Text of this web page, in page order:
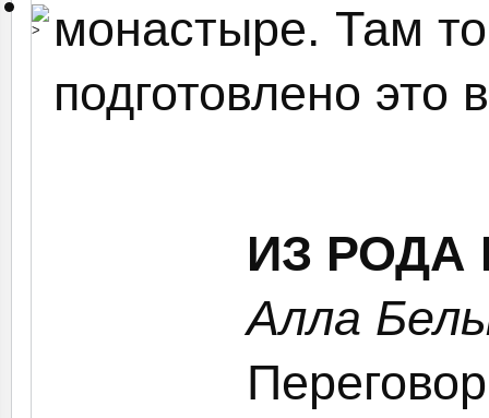
>
монастыре. Там
подготовлено это
ИЗ РОДА
Алла